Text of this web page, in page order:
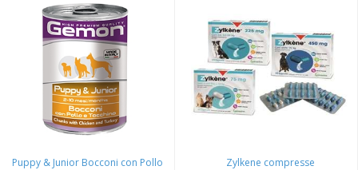
Puppy & Junior Bocconi con Pollo
Zylkene compresse